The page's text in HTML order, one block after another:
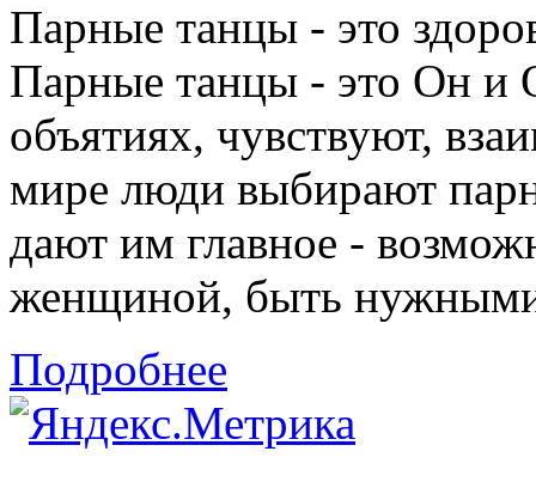
Парные танцы - это
Парные танцы - это Он и
объятиях, чувствуют,
мире люди выбирают
дают им главное -
женщиной, быть нужными
Подробнее